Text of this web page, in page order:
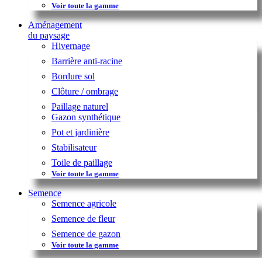
Voir toute la gamme
Aménagement
du paysage
Hivernage
Barrière anti-racine
Bordure sol
Clôture / ombrage
Paillage naturel
Gazon synthétique
Pot et jardinière
Stabilisateur
Toile de paillage
Voir toute la gamme
Semence
Semence agricole
Semence de fleur
Semence de gazon
Voir toute la gamme